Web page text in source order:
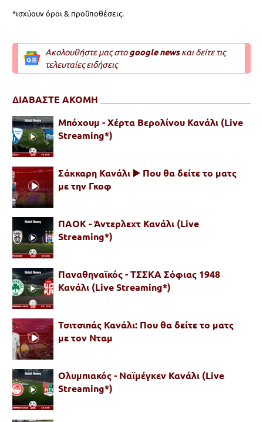
*ισχύουν όροι & προϋποθέσεις.
Ακολουθήστε μας στοgoogle newsκαι δείτε τις
τελευταίες ειδήσεις
ΔΙΑΒΑΣΤΕ ΑΚΟΜΗ
Μπόχουμ - Χέρτα Βερολίνου Κανάλι (Live
Streaming*)
Σάκκαρη Κανάλι ▶️ Που θα δείτε το ματς
με την Γκοφ
ΠΑΟΚ - Άντερλεχτ Κανάλι (Live
Streaming*)
Παναθηναϊκός - ΤΣΣΚΑ Σόφιας 1948
Κανάλι (Live Streaming*)
Τσιτσιπάς Κανάλι: Που θα δείτε το ματς
με τον Νταμ
Ολυμπιακός - Ναϊμέγκεν Κανάλι (Live
Streaming*)